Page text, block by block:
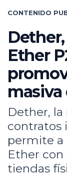
CONTENIDO
Ether
Dether,
contratos
permite a
Ether con
tiendas